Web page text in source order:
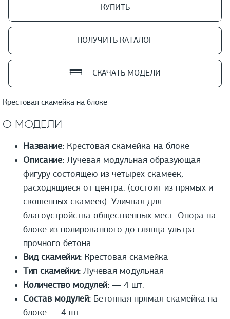
Крестовая скамейка на блоке
КУПИТЬ
ПОЛУЧИТЬ КАТАЛОГ
СКАЧАТЬ МОДЕЛИ
О МОДЕЛИ
Название: Крестовая скамейка на блоке
Описание: Лучевая модульная образующая
фигуру состоящею из четырех скамеек,
расходящиеся от центра. (состоит из прямых и
скошенных скамеек). Уличная для
благоустройства общественных мест. Опора на
блоке из полированного до глянца ультра-
прочного бетона.
Вид скамейки: Крестовая скамейка
Тип скамейки: Лучевая модульная
Количество модулей: — 4 шт.
Состав модулей: Бетонная прямая скамейка на
блоке — 4 шт.